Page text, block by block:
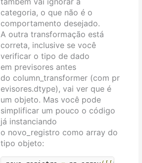
categoria, o que não é o
comportamento desejado.
A outra transformação está
correta, inclusive se você
verificar o tipo de dado
em previsores antes
do column_transformer (com pr
evisores.dtype), vai ver que é
um objeto. Mas você pode
simplificar um pouco o código
já instanciando
o novo_registro como array do
tipo objeto: